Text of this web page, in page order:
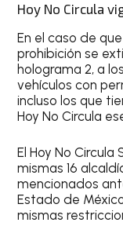
Hoy No Circula
En el caso de
prohibición se
holograma 2, a
vehículos con
incluso los que
Hoy No Circula
ElHoy No Circula
mismas 16
mencionados
Estado de
mismas